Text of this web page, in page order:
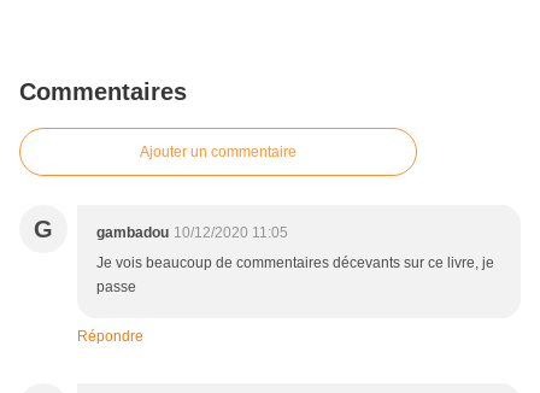
Commentaires
Ajouter un commentaire
G gambadou 10/12/2020 11:05
Je vois beaucoup de commentaires décevants sur ce livre, je
passe
Répondre